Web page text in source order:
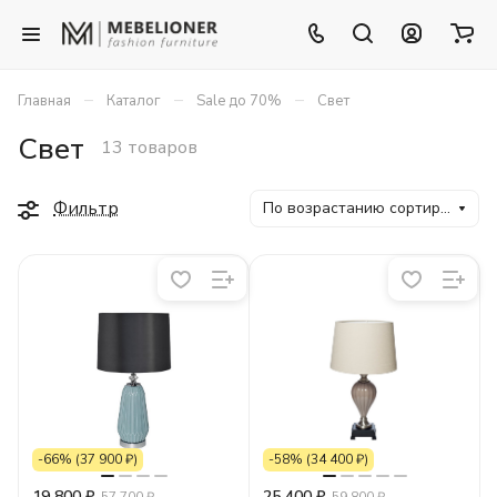
Главная – Каталог – Sale до 70% – Свет
Свет 13 товаров
Фильтр По возрастанию сортировки
-66% (37 900 ₽) -58% (34 400 ₽)